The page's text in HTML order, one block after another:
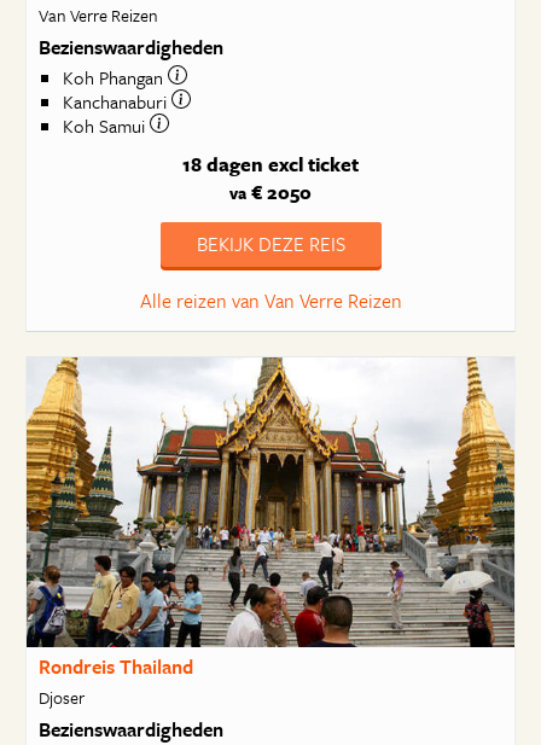
Van Verre Reizen
Bezienswaardigheden
Koh Phangan
Kanchanaburi
Koh Samui
18 dagen excl ticket
va € 2050
BEKIJK DEZE REIS
Alle reizen van Van Verre Reizen
Rondreis Thailand
Djoser
Bezienswaardigheden